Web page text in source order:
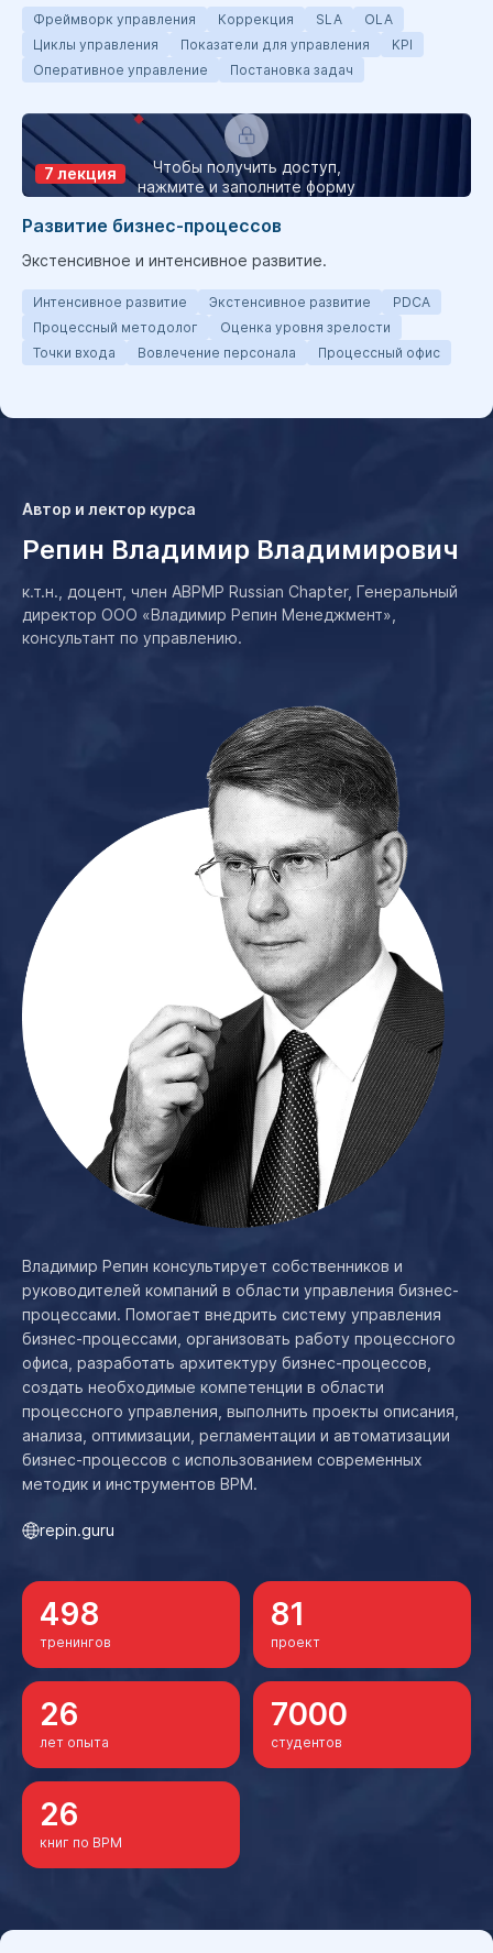
Фреймворк управления Коррекция SLA
OLA
Циклы управления
Показатели для управления
KPI
Оперативное управление
Постановка задач
Чтобы получить доступ,
нажмите и заполните форму
7 лекция
Развитие бизнес-процессов
Экстенсивное и интенсивное развитие.
Интенсивное развитие Экстенсивное развитие
PDCA
Процессный методолог
Оценка уровня зрелости
Точки входа
Вовлечение персонала Процессный офис
Автор и лектор курса
Репин Владимир Владимирович
к.т.н., доцент, член ABPMP Russian Chapter, Генеральный
директор ООО «Владимир Репин Менеджмент»,
консультант по управлению.
Владимир Репин консультирует собственников и
руководителей компаний в области управления бизнес-
процессами. Помогает внедрить систему управления
бизнес-процессами, организовать работу процессного
офиса, разработать архитектуру бизнес-процессов,
создать необходимые компетенции в области
процессного управления, выполнить проекты описания,
анализа, оптимизации, регламентации и автоматизации
бизнес-процессов с использованием современных
методик и инструментов BPM.
repin.guru
498
тренингов
81
проект
26
лет опыта
7000
студентов
26
книг по BPM